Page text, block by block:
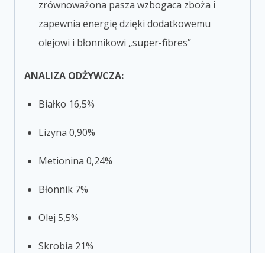
zrównoważona pasza wzbogaca zboża i
zapewnia energię dzięki dodatkowemu
olejowi i błonnikowi „super-fibres”
ANALIZA ODŻYWCZA:
Białko 16,5%
Lizyna 0,90%
Metionina 0,24%
Błonnik 7%
Olej 5,5%
Skrobia 21%